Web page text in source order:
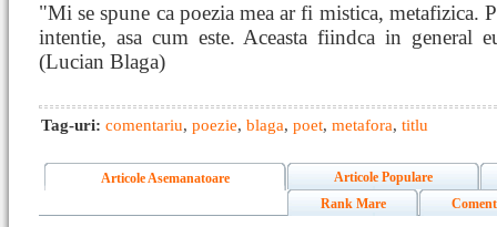
"Mi se spune ca poezia mea ar fi mistica, metafizica.
intentie, asa cum este. Aceasta fiindca in general
(Lucian Blaga)
Tag-uri: comentariu, poezie, blaga, poet, metafora, titlu
Articole Asemanatoare
Articole Populare
Rank Mare